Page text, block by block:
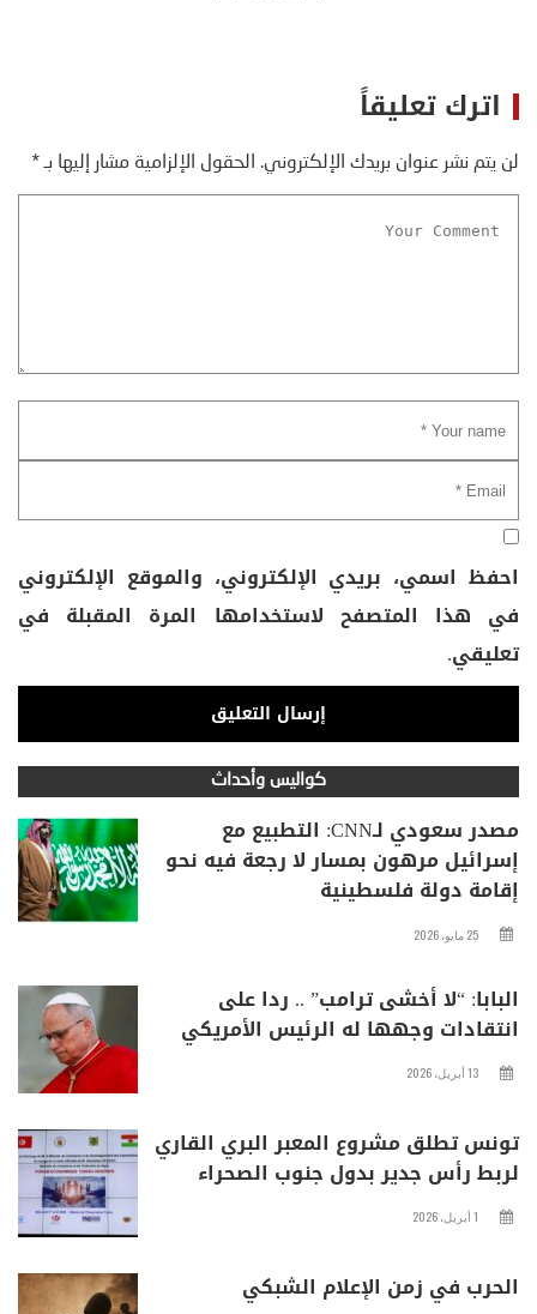
اترك تعليقاً
لن يتم نشر عنوان بريدك الإلكتروني. الحقول الإلزامية مشار إليها بـ*
احفظ اسمي، بريدي الإلكتروني، والموقع الإلكتروني
في هذا المتصفح لاستخدامها المرة المقبلة في
تعليقي.
كواليس وأحداث
مصدر سعودي لـCNN: التطبيع مع
إسرائيل مرهون بمسار لا رجعة فيه نحو
إقامة دولة فلسطينية
25 مايو، 2026
البابا: “لا أخشى ترامب” .. ردا على
انتقادات وجهها له الرئيس الأمريكي
13 أبريل، 2026
تونس تطلق مشروع المعبر البري القاري
لربط رأس جدير بدول جنوب الصحراء
1 أبريل، 2026
الحرب في زمن الإعلام الشبكي